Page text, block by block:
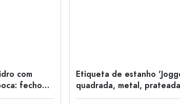
com
fecho
Etiqueta de estanho
quadrada, metal, prateada